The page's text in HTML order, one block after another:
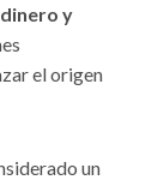
y
el origen
un